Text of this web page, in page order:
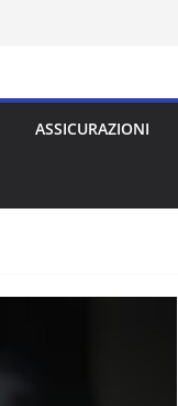
ASSICURAZIONI